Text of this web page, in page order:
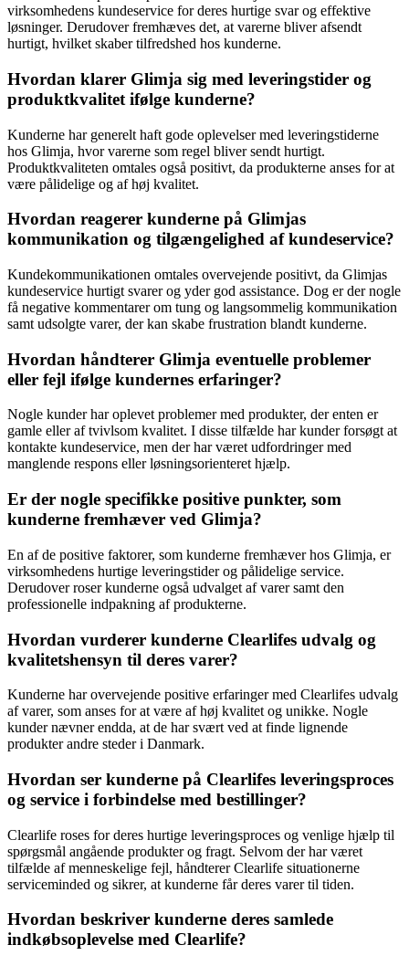
virksomhedens kundeservice for deres hurtige svar og effektive
løsninger. Derudover fremhæves det, at varerne bliver afsendt
hurtigt, hvilket skaber tilfredshed hos kunderne.
Hvordan klarer Glimja sig med leveringstider og
produktkvalitet ifølge kunderne?
Kunderne har generelt haft gode oplevelser med leveringstiderne
hos Glimja, hvor varerne som regel bliver sendt hurtigt.
Produktkvaliteten omtales også positivt, da produkterne anses for at
være pålidelige og af høj kvalitet.
Hvordan reagerer kunderne på Glimjas
kommunikation og tilgængelighed af kundeservice?
Kundekommunikationen omtales overvejende positivt, da Glimjas
kundeservice hurtigt svarer og yder god assistance. Dog er der nogle
få negative kommentarer om tung og langsommelig kommunikation
samt udsolgte varer, der kan skabe frustration blandt kunderne.
Hvordan håndterer Glimja eventuelle problemer
eller fejl ifølge kundernes erfaringer?
Nogle kunder har oplevet problemer med produkter, der enten er
gamle eller af tvivlsom kvalitet. I disse tilfælde har kunder forsøgt at
kontakte kundeservice, men der har været udfordringer med
manglende respons eller løsningsorienteret hjælp.
Er der nogle specifikke positive punkter, som
kunderne fremhæver ved Glimja?
En af de positive faktorer, som kunderne fremhæver hos Glimja, er
virksomhedens hurtige leveringstider og pålidelige service.
Derudover roser kunderne også udvalget af varer samt den
professionelle indpakning af produkterne.
Hvordan vurderer kunderne Clearlifes udvalg og
kvalitetshensyn til deres varer?
Kunderne har overvejende positive erfaringer med Clearlifes udvalg
af varer, som anses for at være af høj kvalitet og unikke. Nogle
kunder nævner endda, at de har svært ved at finde lignende
produkter andre steder i Danmark.
Hvordan ser kunderne på Clearlifes leveringsproces
og service i forbindelse med bestillinger?
Clearlife roses for deres hurtige leveringsproces og venlige hjælp til
spørgsmål angående produkter og fragt. Selvom der har været
tilfælde af menneskelige fejl, håndterer Clearlife situationerne
serviceminded og sikrer, at kunderne får deres varer til tiden.
Hvordan beskriver kunderne deres samlede
indkøbsoplevelse med Clearlife?